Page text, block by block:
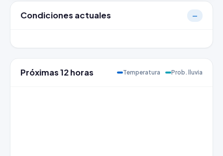
Condiciones actuales —
Próximas 12 horas Temperatura Prob. lluvia